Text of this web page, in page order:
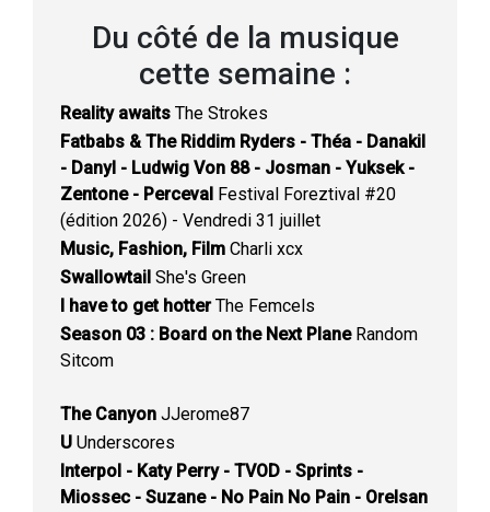
Du côté de la musique
cette semaine :
Reality awaits The Strokes
Fatbabs & The Riddim Ryders - Théa - Danakil
- Danyl - Ludwig Von 88 - Josman - Yuksek -
Zentone - Perceval Festival Foreztival #20
(édition 2026) - Vendredi 31 juillet
Music, Fashion, Film Charli xcx
Swallowtail She's Green
I have to get hotterThe Femcels
Season 03 : Board on the Next PlaneRandom
Sitcom
The Canyon JJerome87
U Underscores
Interpol - Katy Perry - TVOD - Sprints -
Miossec - Suzane - No Pain No Pain - Orelsan